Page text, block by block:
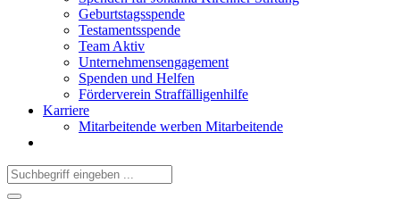
Geburtstagsspende
Testamentsspende
Team Aktiv
Unternehmensengagement
Spenden und Helfen
Förderverein Straffälligenhilfe
Karriere
Mitarbeitende werben Mitarbeitende